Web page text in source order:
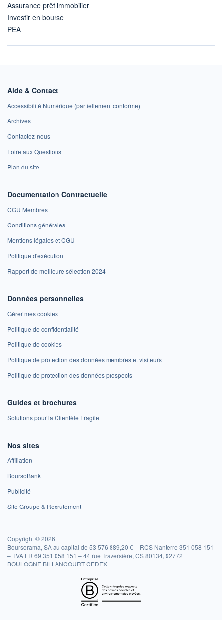
Assurance prêt immobilier
Investir en bourse
PEA
Aide & Contact
Accessibilité Numérique (partiellement conforme)
Archives
Contactez-nous
Foire aux Questions
Plan du site
Documentation Contractuelle
CGU Membres
Conditions générales
Mentions légales et CGU
Politique d'exécution
Rapport de meilleure sélection 2024
Données personnelles
Gérer mes cookies
Politique de confidentialité
Politique de cookies
Politique de protection des données membres et visiteurs
Politique de protection des données prospects
Guides et brochures
Solutions pour la Clientèle Fragile
Nos sites
Affiliation
BoursoBank
Publicité
Site Groupe & Recrutement
Copyright © 2026
Boursorama, SA au capital de 53 576 889,20 € – RCS Nanterre 351 058 151
– TVA FR 69 351 058 151 – 44 rue Traversière, CS 80134, 92772
BOULOGNE BILLANCOURT CEDEX